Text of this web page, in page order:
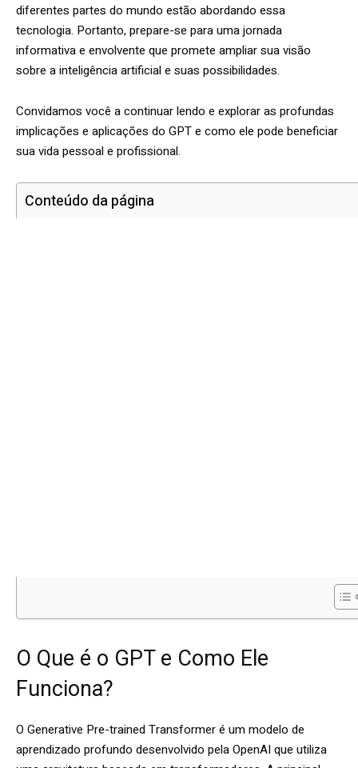
diferentes partes do mundo estão abordando essa
tecnologia. Portanto, prepare-se para uma jornada
informativa e envolvente que promete ampliar sua visão
sobre a inteligência artificial e suas possibilidades.
Convidamos você a continuar lendo e explorar as profundas
implicações e aplicações do GPT e como ele pode beneficiar
sua vida pessoal e profissional.
Conteúdo da página
O Que é o GPT e Como Ele
Funciona?
O Generative Pre-trained Transformer é um modelo de
aprendizado profundo desenvolvido pela OpenAI que utiliza